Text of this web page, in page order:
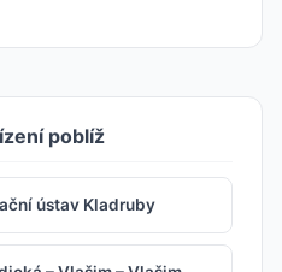
poblíž
ústav Kladruby